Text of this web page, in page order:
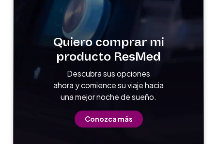
Quiero comprar mi
producto ResMed
Descubra sus opciones
ahora y comience su viaje hacia
una mejor noche de sueño.
Conozca más